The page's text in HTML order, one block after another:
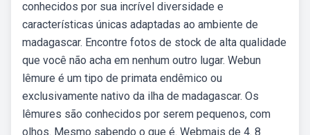
conhecidos por sua incrível diversidade e
características únicas adaptadas ao ambiente de
madagascar. Encontre fotos de stock de alta qualidade
que você não acha em nenhum outro lugar. Webun
lêmure é um tipo de primata endêmico ou
exclusivamente nativo da ilha de madagascar. Os
lêmures são conhecidos por serem pequenos, com
olhos. Mesmo sabendo o que é. Webmais de 4. 8